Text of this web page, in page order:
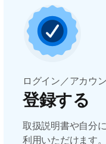
ログイン／アカウ
登録する
取扱説明書や自分
利用いただけます